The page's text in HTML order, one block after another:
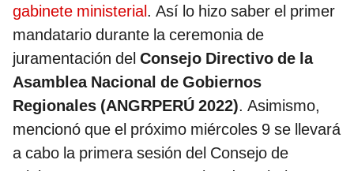
gabinete ministerial. Así lo hizo saber el primer
mandatario durante la ceremonia de
juramentación del Consejo Directivo de la
Asamblea Nacional de Gobiernos
Regionales (ANGRPERÚ 2022). Asimismo,
mencionó que el próximo miércoles 9 se llevará
a cabo la primera sesión del Consejo de